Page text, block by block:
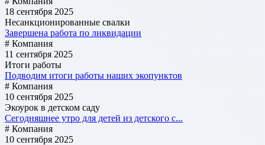
18 сентября 2025
Несанкционированные свалки
Завершена работа по ликвидации
# Компания
11 сентября 2025
Итоги работы
Подводим итоги работы наших экопунктов
# Компания
10 сентября 2025
Экоурок в детском саду
Сегодняшнее утро для детей из детского с...
# Компания
10 сентября 2025